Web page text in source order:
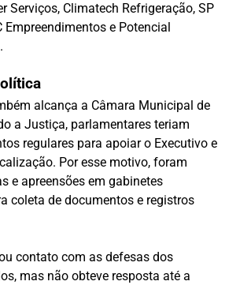
Serviços, Climatech Refrigeração, SP
Empreendimentos e Potencial
alcança a Câmara Municipal de
a Justiça, parlamentares teriam
regulares para apoiar o Executivo e
Por esse motivo, foram
e apreensões em gabinetes
coleta de documentos e registros
contato com as defesas dos
mas não obteve resposta até a